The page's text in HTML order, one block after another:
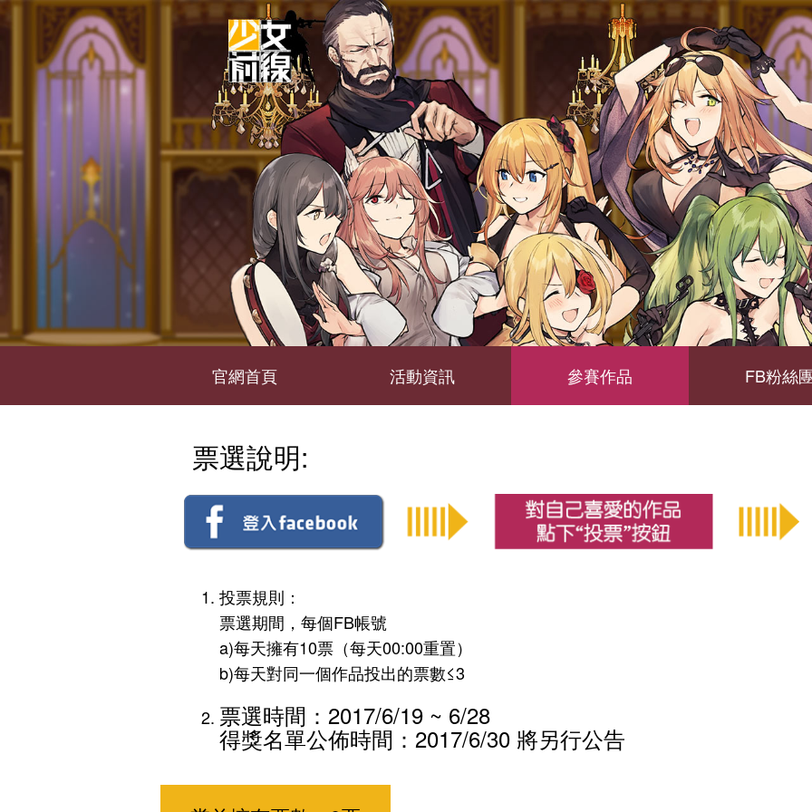
官網首頁 活動資訊 參賽作品 FB粉絲
票選說明:
投票規則：
票選期間，每個FB帳號
a)每天擁有10票（每天00:00重置）
b)每天對同一個作品投出的票數≤3
票選時間：2017/6/19 ~ 6/28
得獎名單公佈時間：2017/6/30 將另行公告